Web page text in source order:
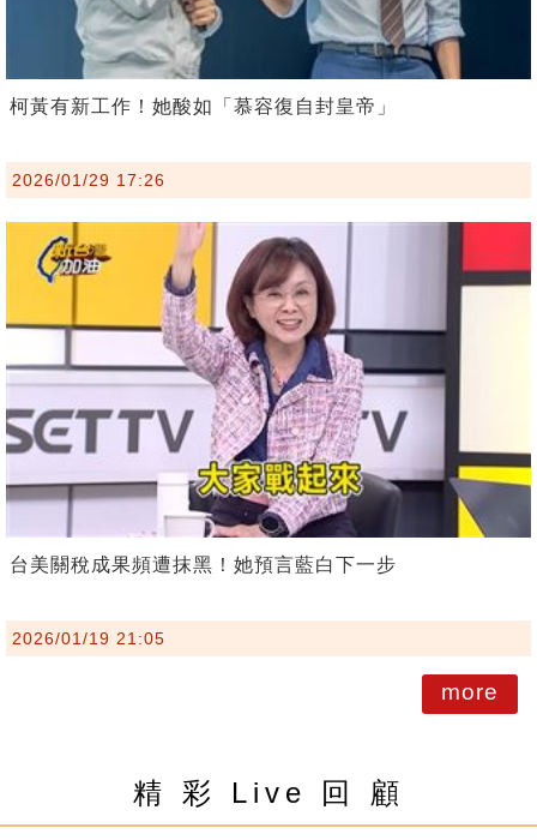
柯黃有新工作！她酸如「慕容復自封皇帝」
2026/01/29 17:26
台美關稅成果頻遭抹黑！她預言藍白下一步
2026/01/19 21:05
more
精 彩 Live 回 顧